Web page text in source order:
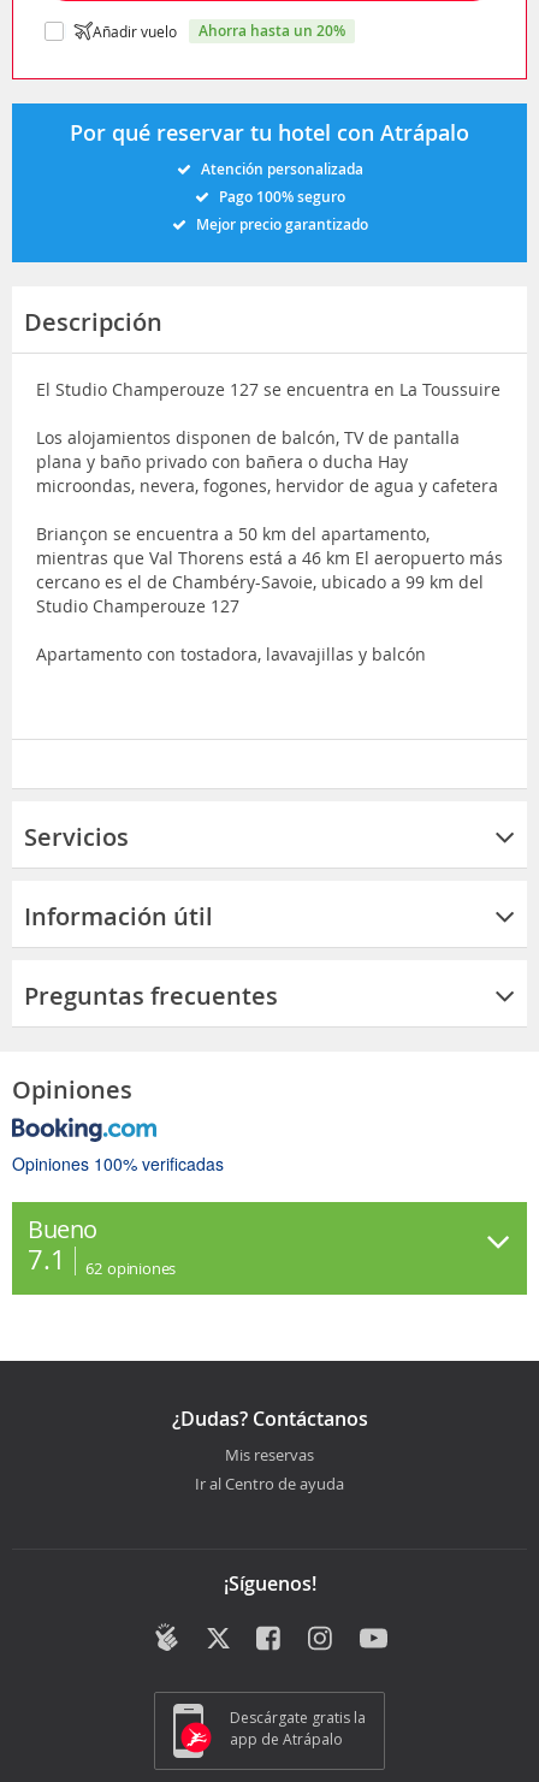
Añadir vuelo ahorra hasta un 20%
Por qué reservar tu hotel con Atrápalo
Atención personalizada
Pago 100% seguro
Mejor precio garantizado
Descripción
El Studio Champerouze 127 se encuentra en La Toussuire
Los alojamientos disponen de balcón, TV de pantalla
plana y baño privado con bañera o ducha Hay
microondas, nevera, fogones, hervidor de agua y cafetera
Briançon se encuentra a 50 km del apartamento,
mientras que Val Thorens está a 46 km El aeropuerto más
cercano es el de Chambéry-Savoie, ubicado a 99 km del
Studio Champerouze 127
Apartamento con tostadora, lavavajillas y balcón
Servicios
Información útil
Preguntas frecuentes
Opiniones
Opiniones 100% verificadas
Bueno
7.1 62 opiniones
¿Dudas? Contáctanos
Mis reservas
Ir al Centro de ayuda
¡Síguenos!
Descárgate gratis la
app de Atrápalo